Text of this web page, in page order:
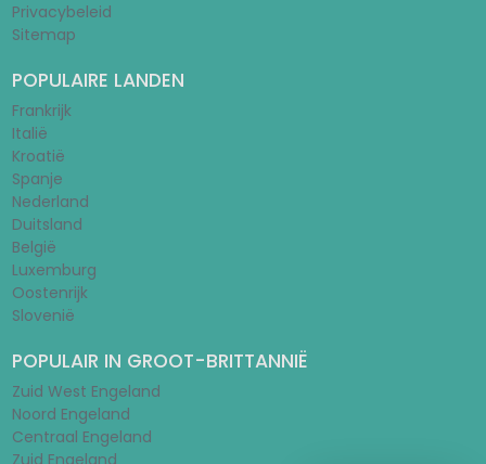
Privacybeleid
Sitemap
POPULAIRE LANDEN
Frankrijk
Italië
Kroatië
Spanje
Nederland
Duitsland
België
Luxemburg
Oostenrijk
Slovenië
POPULAIR IN GROOT-BRITTANNIË
Zuid West Engeland
Noord Engeland
Centraal Engeland